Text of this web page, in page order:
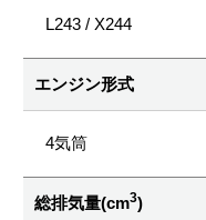
L243 / X244
エンジン形式
4気筒
総排気量(cm3)